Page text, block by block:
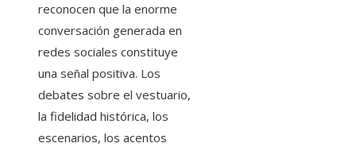
reconocen que la enorme
conversación generada en
redes sociales constituye
una señal positiva. Los
debates sobre el vestuario,
la fidelidad histórica, los
escenarios, los acentos